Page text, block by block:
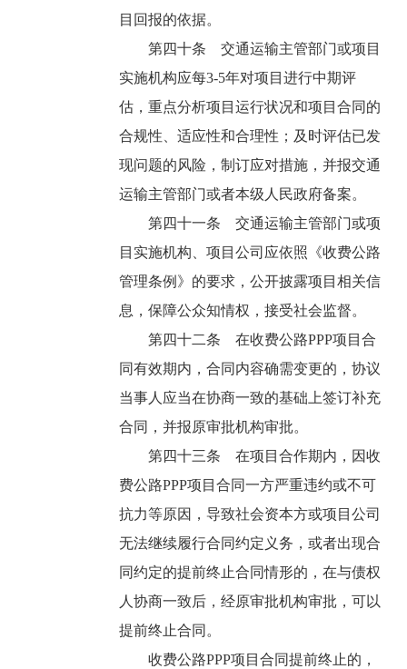
目回报的依据。
第四十条 交通运输主管部门或项目
实施机构应每3-5年对项目进行中期评
估，重点分析项目运行状况和项目合同的
合规性、适应性和合理性；及时评估已发
现问题的风险，制订应对措施，并报交通
运输主管部门或者本级人民政府备案。
第四十一条 交通运输主管部门或项
目实施机构、项目公司应依照《收费公路
管理条例》的要求，公开披露项目相关信
息，保障公众知情权，接受社会监督。
第四十二条 在收费公路PPP项目合
同有效期内，合同内容确需变更的，协议
当事人应当在协商一致的基础上签订补充
合同，并报原审批机构审批。
第四十三条 在项目合作期内，因收
费公路PPP项目合同一方严重违约或不可
抗力等原因，导致社会资本方或项目公司
无法继续履行合同约定义务，或者出现合
同约定的提前终止合同情形的，在与债权
人协商一致后，经原审批机构审批，可以
提前终止合同。
收费公路PPP项目合同提前终止的，